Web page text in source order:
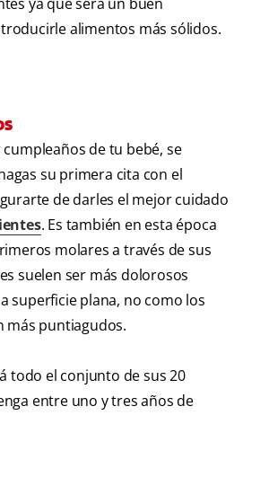
alimentos más sólidos.
de tu bebé, se
su primera cita con el
de darles el mejor cuidado
. Es también en esta época
molares a través de sus
suelen ser más dolorosos
superficie plana, no como los
más puntiagudos.
todo el conjunto de sus 20
entre uno y tres años de